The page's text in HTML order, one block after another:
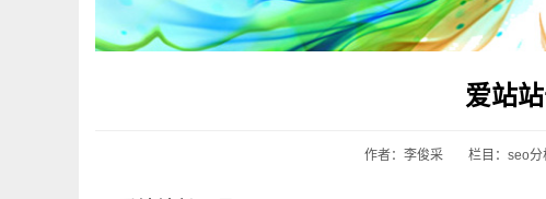
爱站
作者：李俊采 栏目： seo分